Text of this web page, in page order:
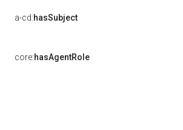
a-cd:hasSubject
core:hasAgentRole